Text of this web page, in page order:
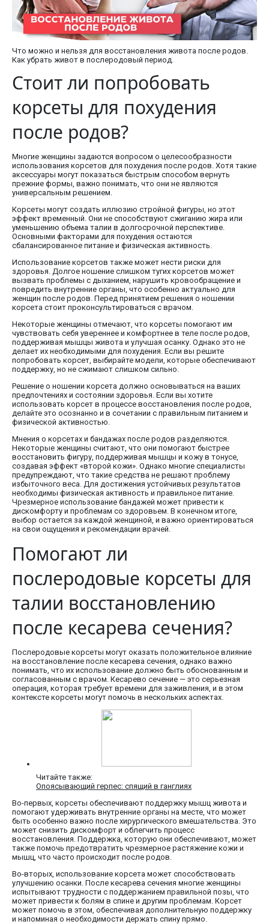
Что можно и нельзя для восстановления живота после родов.
Как убрать живот в послеродовый период.
Стоит ли попробовать
корсеты для похудения
после родов?
Многие женщины задаются вопросом о целесообразности
использования корсетов для похудения после родов. Хотя такие
аксессуары могут показаться быстрым способом вернуть
прежние формы, важно понимать, что они не являются
универсальным решением.
Корсеты могут создать иллюзию стройной фигуры, но этот
эффект временный. Они не способствуют сжиганию жира или
уменьшению объема талии в долгосрочной перспективе.
Основными факторами для похудения остаются
сбалансированное питание и физическая активность.
Использование корсетов также может нести риски для
здоровья. Долгое ношение слишком тугих корсетов может
вызвать проблемы с дыханием, нарушить кровообращение и
повредить внутренние органы, что особенно актуально для
женщин после родов. Перед принятием решения о ношении
корсета стоит проконсультироваться с врачом.
Некоторые женщины отмечают, что корсеты помогают им
чувствовать себя увереннее и комфортнее в теле после родов,
поддерживая мышцы живота и улучшая осанку. Однако это не
делает их необходимыми для похудения. Если вы решите
попробовать корсет, выбирайте модели, которые обеспечивают
поддержку, но не сжимают слишком сильно.
Решение о ношении корсета должно основываться на ваших
предпочтениях и состоянии здоровья. Если вы хотите
использовать корсет в процессе восстановления после родов,
делайте это осознанно и в сочетании с правильным питанием и
физической активностью.
Мнения о корсетах и бандажах после родов разделяются.
Некоторые женщины считают, что они помогают быстрее
восстановить фигуру, поддерживая мышцы и кожу в тонусе,
создавая эффект «второй кожи». Однако многие специалисты
предупреждают, что такие средства не решают проблему
избыточного веса. Для достижения устойчивых результатов
необходимы физическая активность и правильное питание.
Чрезмерное использование бандажей может привести к
дискомфорту и проблемам со здоровьем. В конечном итоге,
выбор остается за каждой женщиной, и важно ориентироваться
на свои ощущения и рекомендации врачей.
Помогают ли
послеродовые корсеты для
талии восстановлению
после кесарева сечения?
Послеродовые корсеты могут оказать положительное влияние
на восстановление после кесарева сечения, однако важно
понимать, что их использование должно быть обоснованным и
согласованным с врачом. Кесарево сечение — это серьезная
операция, которая требует времени для заживления, и в этом
контексте корсеты могут помочь в нескольких аспектах.
Читайте также:
Опоясывающий герпес: спящий в ганглиях
Во-первых, корсеты обеспечивают поддержку мышц живота и
помогают удерживать внутренние органы на месте, что может
быть особенно важно после хирургического вмешательства. Это
может снизить дискомфорт и облегчить процесс
восстановления. Поддержка, которую они обеспечивают, может
также помочь предотвратить чрезмерное растяжение кожи и
мышц, что часто происходит после родов.
Во-вторых, использование корсета может способствовать
улучшению осанки. После кесарева сечения многие женщины
испытывают трудности с поддержанием правильной позы, что
может привести к болям в спине и другим проблемам. Корсет
может помочь в этом, обеспечивая дополнительную поддержку
и напоминая о необходимости держать спину прямо.